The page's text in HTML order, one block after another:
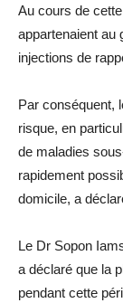
Au cours de
appartenaient au
injections de
Par conséquent,
risque, en
de maladies
rapidement
domicile, a
Le Dr Sopon
a déclaré que la
pendant cette